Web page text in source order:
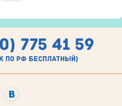
775 41 59
по рф бесплатный)